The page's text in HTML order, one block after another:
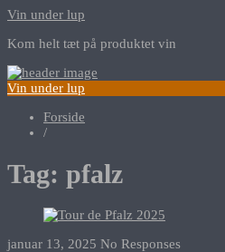
Vin under lup
Kom helt tæt på produktet vin
Vin under lup
Forside
/
Tag: pfalz
januar 13, 2025 No Responses